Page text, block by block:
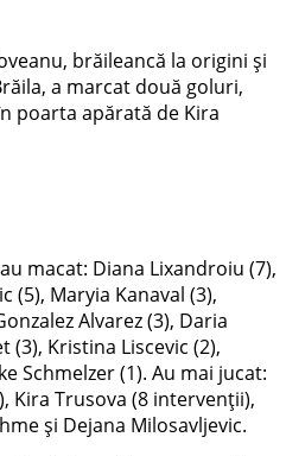
brăileancă la origini și
a marcat două goluri,
poarta apărată de Kira
macat: Diana Lixandroiu (7),
(5), Maryia Kanaval (3),
Alvarez (3), Daria
(3), Kristina Liscevic (2),
Schmelzer (1). Au mai jucat:
Kira Trusova (8 intervenții),
și Dejana Milosavljevic.